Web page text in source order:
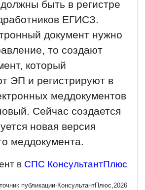
быть в регистре
ЕГИСЗ.
документ нужно
то создают
который
ЭП и регистрируют в
меддокументов
Сейчас создается
новая версия
меддокумента.
в СПС КонсультантПлюс
публикации-КонсультантПлюс,2026